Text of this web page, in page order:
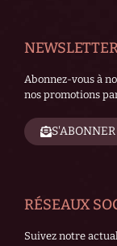
Abonnez-vous à
nos promotions
S'ABONNER
RÉSEAUX
Suivez notre